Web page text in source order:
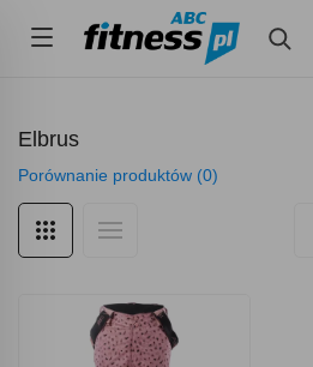
Elbrus
Porównanie produktów (0)